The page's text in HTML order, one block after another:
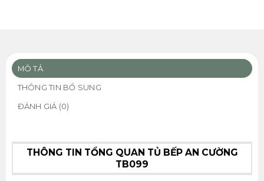
MÔ TẢ
THÔNG TIN BỔ SUNG
ĐÁNH GIÁ (0)
THÔNG TIN TỔNG QUAN TỦ BẾP AN CƯỜNG
TB099